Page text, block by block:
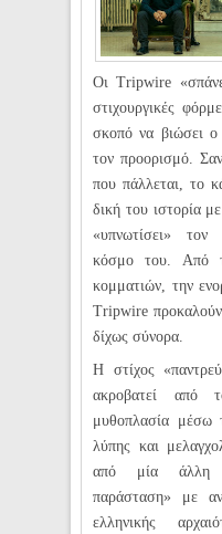
Οι Tripwire
στιχουργικές
σκοπό να βιώσει ο
τον προορισμό.
που πάλλεται, το
δική του ιστορία
«υπνωτίσει»
κόσμο του. Από
κομματιών, την
Tripwire
δίχως σύνορα.
Η στίχος
ακροβατεί από
μυθοπλασία μέσω
λύπης και
από μία άλλη
παράσταση» με
ελληνικής